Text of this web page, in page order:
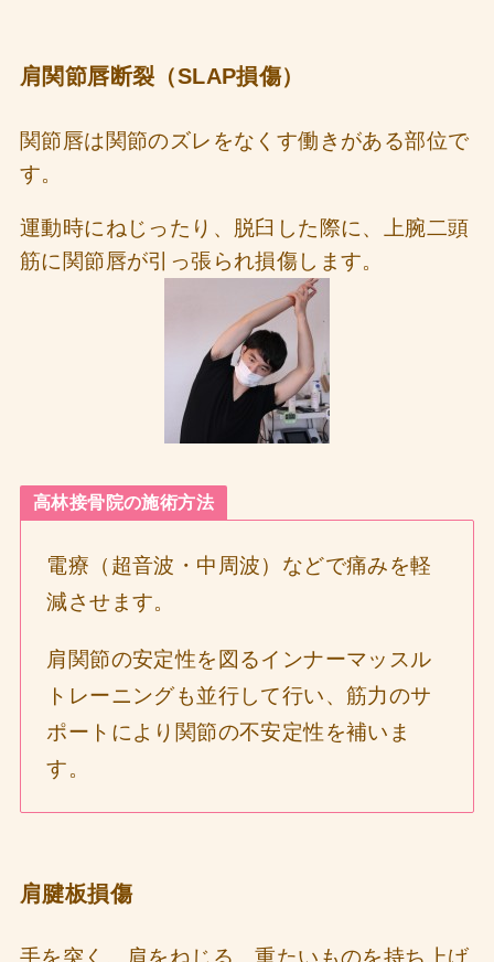
肩関節唇断裂（SLAP損傷）
関節唇は関節のズレをなくす働きがある部位で
す。
運動時にねじったり、脱臼した際に、上腕二頭
筋に関節唇が引っ張られ損傷します。
高林接骨院の施術方法
電療（超音波・中周波）などで痛みを軽
減させます。
肩関節の安定性を図るインナーマッスル
トレーニングも並行して行い、筋力のサ
ポートにより関節の不安定性を補いま
す。
肩腱板損傷
手を突く、肩をねじる、重たいものを持ち上げ